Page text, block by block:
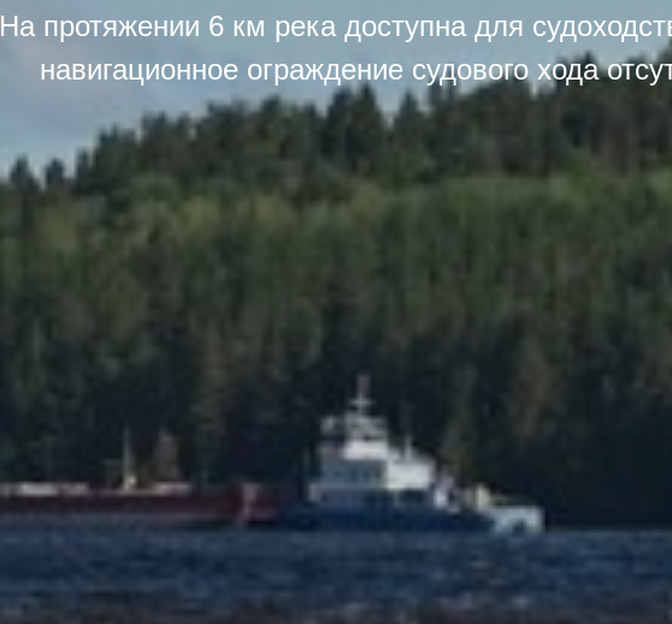
На протяжении 6 км река доступна для
навигационное ограждение судового хода